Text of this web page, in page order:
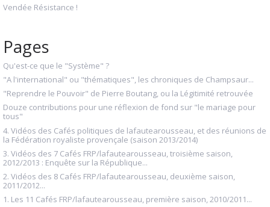
Vendée Résistance !
Pages
Qu'est-ce que le "Système" ?
"A l'international" ou "thématiques", les chroniques de Champsaur...
"Reprendre le Pouvoir" de Pierre Boutang, ou la Légitimité retrouvée
Douze contributions pour une réflexion de fond sur "le mariage pour
tous"
4. Vidéos des Cafés politiques de lafautearousseau, et des réunions de
la Fédération royaliste provençale (saison 2013/2014)
3. Vidéos des 7 Cafés FRP/lafautearousseau, troisième saison,
2012/2013 : Enquête sur la République...
2. Vidéos des 8 Cafés FRP/lafautearousseau, deuxième saison,
2011/2012...
1. Les 11 Cafés FRP/lafautearousseau, première saison, 2010/2011...